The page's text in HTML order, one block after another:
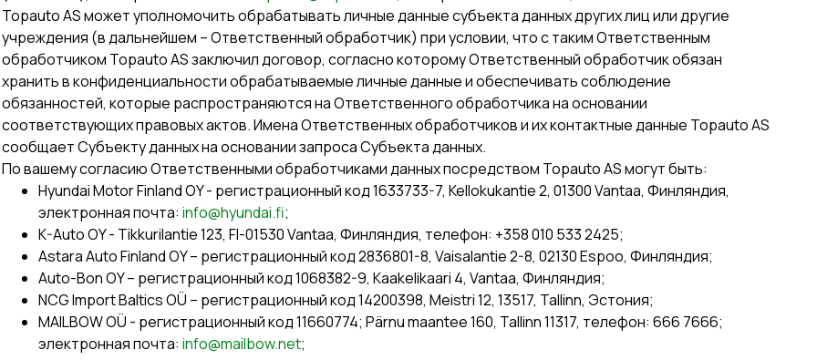
Topauto AS может уполномочить обрабатывать личные данные субъекта данных других лиц или другие
учреждения (в дальнейшем – Ответственный обработчик) при условии, что с таким Ответственным
обработчиком Topauto AS заключил договор, согласно которому Ответственный обработчик обязан
хранить в конфиденциальности обрабатываемые личные данные и обеспечивать соблюдение
обязанностей, которые распространяются на Ответственного обработчика на основании
соответствующих правовых актов. Имена Ответственных обработчиков и их контактные данные Topauto AS
сообщает Субъекту данных на основании запроса Субъекта данных.
По вашему согласию Ответственными обработчиками данных посредством Topauto AS могут быть:
Hyundai Motor Finland OY - регистрационный код 1633733-7, Kellokukantie 2, 01300 Vantaa, Финляндия,
электронная почта: info@hyundai.fi;
K-Auto OY - Tikkurilantie 123, FI-01530 Vantaa, Финляндия, телефон: +358 010 533 2425;
Astara Auto Finland OY – регистрационный код 2836801-8, Vaisalantie 2-8, 02130 Espoo, Финляндия;
Auto-Bon OY – регистрационный код 1068382-9, Kaakelikaari 4, Vantaa, Финляндия;
NCG Import Baltics OÜ – регистрационный код 14200398, Meistri 12, 13517, Tallinn, Эстония;
MAILBOW OÜ - регистрационный код 11660774; Pärnu maantee 160, Tallinn 11317, телефон: 666 7666;
электронная почта: info@mailbow.net;